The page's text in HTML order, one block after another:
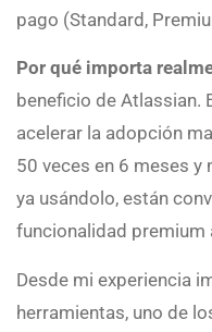
pago (Standard,
Por qué importa
beneficio de Atlassian.
acelerar la adopción
50 veces en 6 meses y
ya usándolo, están
funcionalidad premium
Desde mi experiencia
herramientas, uno de